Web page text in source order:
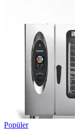
Popüler